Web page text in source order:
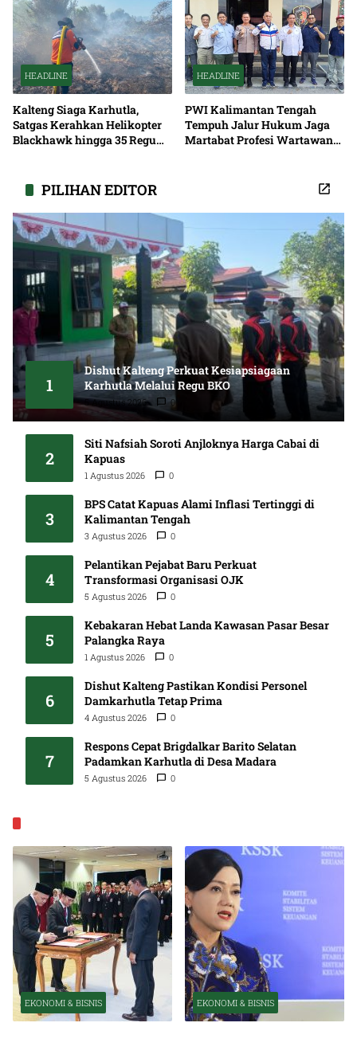
HEADLINE
Kalteng Siaga Karhutla,
Satgas Kerahkan Helikopter
Blackhawk hingga 35 Regu
HEADLINE
PWI Kalimantan Tengah
Tempuh Jalur Hukum Jaga
Martabat Profesi Wartawan
PILIHAN EDITOR
1
Dishut Kalteng Perkuat Kesiapsiagaan
Karhutla Melalui Regu BKO
5 Agustus 2026 0
2
Siti Nafsiah Soroti Anjloknya Harga Cabai di
Kapuas
1 Agustus 2026 0
3
BPS Catat Kapuas Alami Inflasi Tertinggi di
Kalimantan Tengah
3 Agustus 2026 0
4
Pelantikan Pejabat Baru Perkuat
Transformasi Organisasi OJK
5 Agustus 2026 0
5
Kebakaran Hebat Landa Kawasan Pasar Besar
Palangka Raya
1 Agustus 2026 0
6
Dishut Kalteng Pastikan Kondisi Personel
Damkarhutla Tetap Prima
4 Agustus 2026 0
7
Respons Cepat Brigdalkar Barito Selatan
Padamkan Karhutla di Desa Madara
5 Agustus 2026 0
EKONOMI & BISNIS EKONOMI & BISNIS